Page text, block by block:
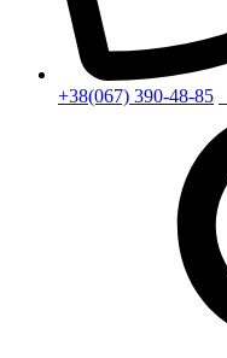
+38(067) 390-48-85